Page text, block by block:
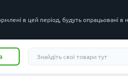
в цей період, будуть опрацьовані